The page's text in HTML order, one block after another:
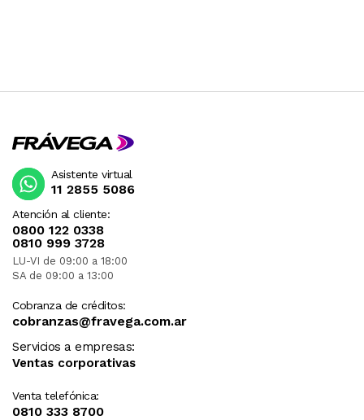
Atención al cliente:
0800 122 0338
0810 999 3728
LU-VI de 09:00 a 18:00
SA de 09:00 a 13:00
Cobranza de créditos:
cobranzas@fravega.com.ar
Servicios a empresas:
Ventas corporativas
Venta telefónica:
0810 333 8700
Asistente virtual
11 2855 5086